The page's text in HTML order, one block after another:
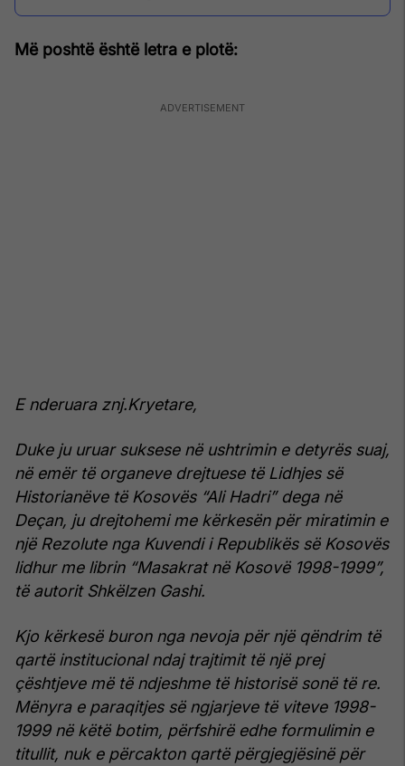
Më poshtë është letra e plotë:
E nderuara znj.Kryetare,
Duke ju uruar suksese në ushtrimin e detyrës suaj,
në emër të organeve drejtuese të Lidhjes së
Historianëve të Kosovës “Ali Hadri” dega në
Deçan, ju drejtohemi me kërkesën për miratimin e
një Rezolute nga Kuvendi i Republikës së Kosovës
lidhur me librin “Masakrat në Kosovë 1998-1999”,
të autorit Shkëlzen Gashi.
Kjo kërkesë buron nga nevoja për një qëndrim të
qartë institucional ndaj trajtimit të një prej
çështjeve më të ndjeshme të historisë sonë të re.
Mënyra e paraqitjes së ngjarjeve të viteve 1998-
1999 në këtë botim, përfshirë edhe formulimin e
titullit, nuk e përcakton qartë përgjegjësinë për